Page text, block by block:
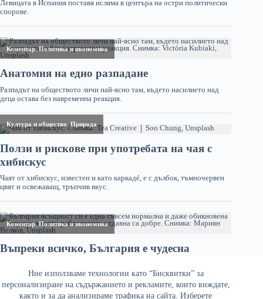
Ние използваме технологии като “Бисквитки” за
персонализиране на съдържанието и рекламите, които виждате,
както и за да анализираме трафика на сайта. Изберете